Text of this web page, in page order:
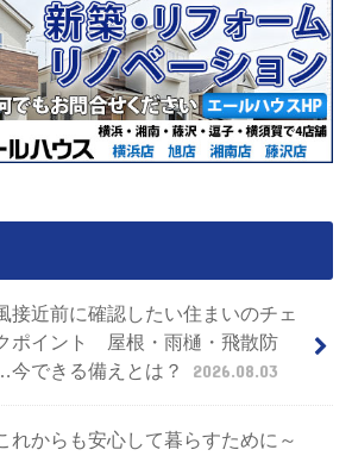
接近前に確認したい住まいのチェ
ポイント 屋根・雨樋・飛散防
今できる備えとは？
2026.08.03
れからも安心して暮らすために～